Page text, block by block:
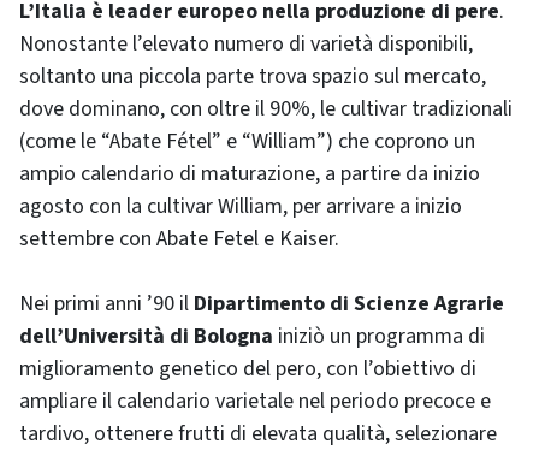
L’Italia è leader europeo nella produzione di pere.
Nonostante l’elevato numero di varietà disponibili,
soltanto una piccola parte trova spazio sul mercato,
dove dominano, con oltre il 90%, le cultivar tradizionali
(come le “Abate Fétel” e “William”) che coprono un
ampio calendario di maturazione, a partire da inizio
agosto con la cultivar William, per arrivare a inizio
settembre con Abate Fetel e Kaiser.
Nei primi anni ’90 il Dipartimento di Scienze Agrarie
dell’Università di Bologna iniziò un programma di
miglioramento genetico del pero, con l’obiettivo di
ampliare il calendario varietale nel periodo precoce e
tardivo, ottenere frutti di elevata qualità, selezionare